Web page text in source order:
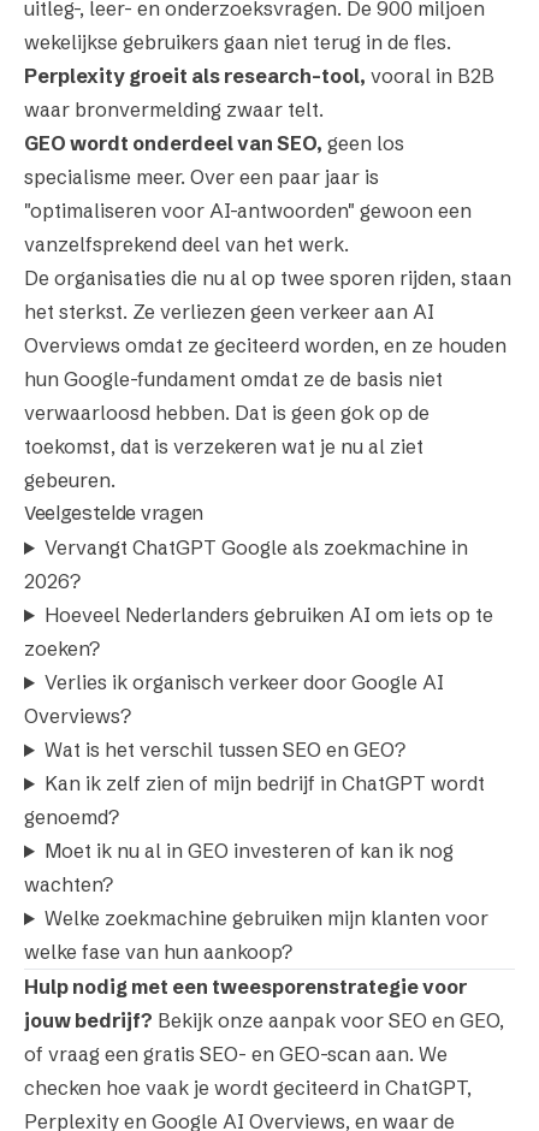
uitleg-, leer- en onderzoeksvragen. De 900 miljoen
wekelijkse gebruikers gaan niet terug in de fles.
Perplexity groeit als research-tool, vooral in B2B
waar bronvermelding zwaar telt.
GEO wordt onderdeel van SEO, geen los
specialisme meer. Over een paar jaar is
"optimaliseren voor AI-antwoorden" gewoon een
vanzelfsprekend deel van het werk.
De organisaties die nu al op twee sporen rijden, staan
het sterkst. Ze verliezen geen verkeer aan AI
Overviews omdat ze geciteerd worden, en ze houden
hun Google-fundament omdat ze de basis niet
verwaarloosd hebben. Dat is geen gok op de
toekomst, dat is verzekeren wat je nu al ziet
gebeuren.
Veelgestelde vragen
Vervangt ChatGPT Google als zoekmachine in
2026?
Hoeveel Nederlanders gebruiken AI om iets op te
zoeken?
Verlies ik organisch verkeer door Google AI
Overviews?
Wat is het verschil tussen SEO en GEO?
Kan ik zelf zien of mijn bedrijf in ChatGPT wordt
genoemd?
Moet ik nu al in GEO investeren of kan ik nog
wachten?
Welke zoekmachine gebruiken mijn klanten voor
welke fase van hun aankoop?
Hulp nodig met een tweesporenstrategie voor
jouw bedrijf? Bekijk onze aanpak voor SEO en GEO,
of vraag een gratis SEO- en GEO-scan aan. We
checken hoe vaak je wordt geciteerd in ChatGPT,
Perplexity en Google AI Overviews, en waar de